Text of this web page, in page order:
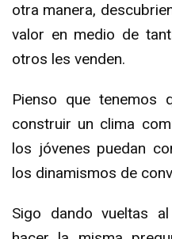
otra manera,
valor en medio de
otros les venden.
Pienso que tenemos
construir un clima
los jóvenes puedan
los dinamismos de
Sigo dando vueltas